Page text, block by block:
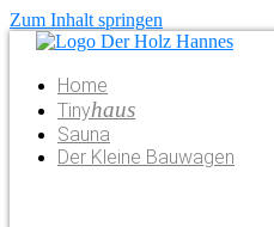
Zum Inhalt springen
Home
Tinyhaus
Sauna
Der Kleine Bauwagen